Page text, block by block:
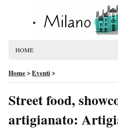
HOME
Home>Eventi>
Street food,
artigianato: